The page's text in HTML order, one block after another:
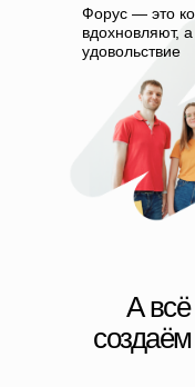
Форус — это
вдохновляют,
удовольствие
А